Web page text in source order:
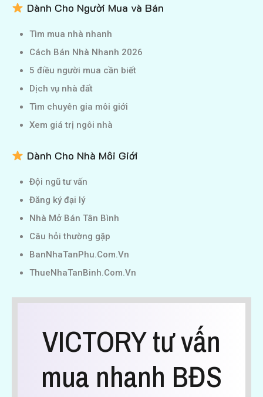
Dành Cho Người Mua và Bán
Tìm mua nhà nhanh
Cách Bán Nhà Nhanh 2026
5 điều người mua cần biết
Dịch vụ nhà đất
Tìm chuyên gia môi giới
Xem giá trị ngôi nhà
Dành Cho Nhà Môi Giới
Đội ngũ tư vấn
Đăng ký đại lý
Nhà Mở Bán Tân Bình
Câu hỏi thường gặp
BanNhaTanPhu.Com.Vn
ThueNhaTanBinh.Com.Vn
VICTORY tư vấn
mua nhanh BĐS